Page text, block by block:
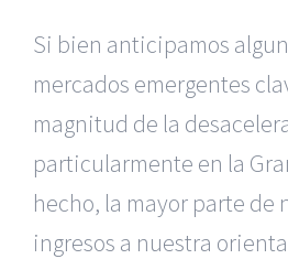
Si bien anticipamos
mercados emergentes
magnitud de la
particularmente en la
hecho, la mayor parte de
ingresos a nuestra